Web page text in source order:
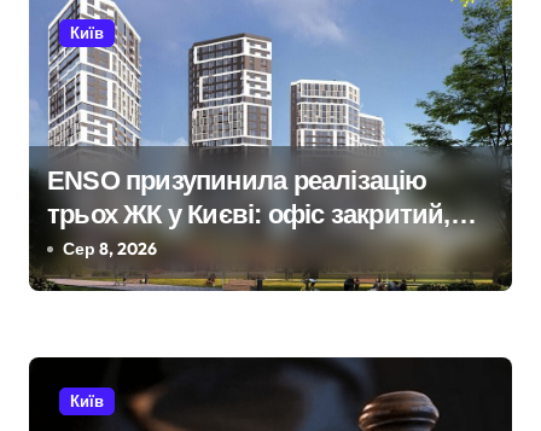
ц
я
з
а
п
с
Київ
ENSO призупинила реалізацію
трьох ЖК у Києві: офіс закритий,
телефони мовчать, керівник
покинув місто
Сер 8, 2026
Київ